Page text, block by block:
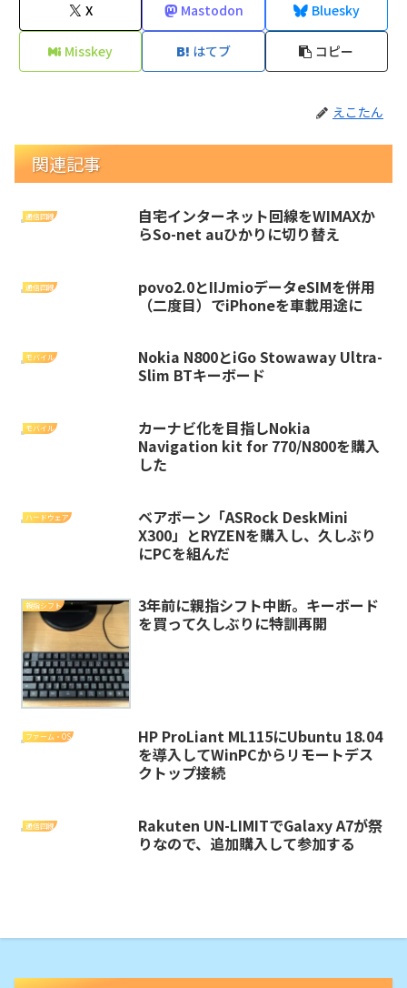
X Mastodon Bluesky
Misskey はてブ コピー
えこたん
関連記事
通信回線
自宅インターネット回線をWIMAXか
らSo-net auひかりに切り替え
通信回線
povo2.0とIIJmioデータeSIMを併用
（二度目）でiPhoneを車載用途に
モバイル
Nokia N800とiGo Stowaway Ultra-
Slim BTキーボード
モバイル
カーナビ化を目指しNokia
Navigation kit for 770/N800を購入
した
ハードウェア
ベアボーン「ASRock DeskMini
X300」とRYZENを購入し、久しぶり
にPCを組んだ
親指シフト
3年前に親指シフト中断。キーボード
を買って久しぶりに特訓再開
ファーム・OS
HP ProLiant ML115にUbuntu 18.04
を導入してWinPCからリモートデス
クトップ接続
通信回線
Rakuten UN-LIMITでGalaxy A7が祭
りなので、追加購入して参加する